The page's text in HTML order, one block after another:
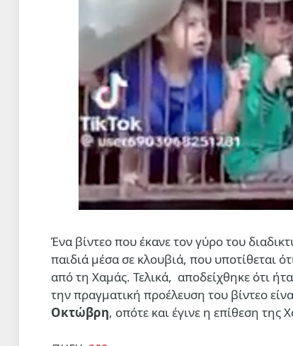
Ένα βίντεο που έκανε τον γύρο του
παιδιά μέσα σε κλουβιά, που υποτίθεται
από τη Χαμάς. Τελικά, αποδείχθηκε ότι
την πραγματική προέλευση του βίντεο
Οκτώβρη, οπότε και έγινε η επίθεση